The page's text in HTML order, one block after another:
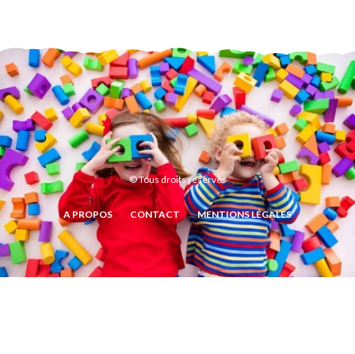
© Tous droits réservés
A PROPOS CONTACT MENTIONS LÉGALES